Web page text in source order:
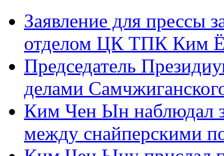
Заявление для прессы
отделом ЦК ТПК Ким
Председатель
делами
Ким Чен Ын наблюдал
между снайперскими